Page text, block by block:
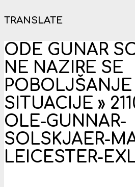
TRANSLATE
ODE GUNAR
NE NAZIRE SE
POBOLJŠANJE
SITUACIJE »
OLE-GUNNAR-
SOLSKJAER-
LEICESTER-